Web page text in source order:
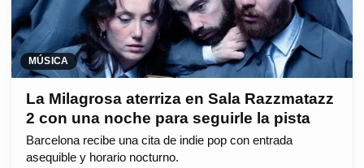
MÚSICA
La Milagrosa aterriza en Sala Razzmatazz
2 con una noche para seguirle la pista
Barcelona recibe una cita de indie pop con entrada
asequible y horario nocturno.